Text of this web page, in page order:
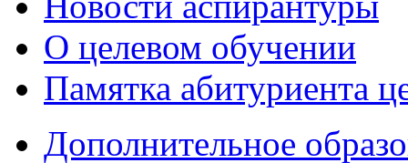
О целевом обучении
Памятка абитуриента
Дополнительное